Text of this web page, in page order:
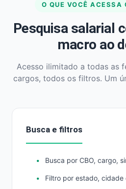
O QUE VOCÊ ACESSA
Pesquisa salarial
macro ao
Acesso ilimitado a todas as
cargos, todos os filtros. Um
Busca e filtros
Busca por CBO, cargo,
Filtro por estado, cidade